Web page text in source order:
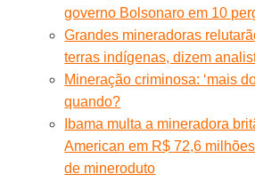
governo Bolsonaro em 10
Grandes mineradoras
terras indígenas, dizem
Mineração criminosa: ‘mais
quando?
Ibama multa a mineradora
American em R$ 72,6
de mineroduto